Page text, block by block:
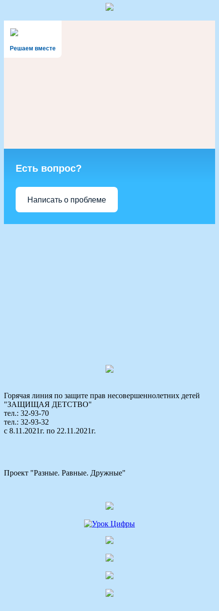
Решаем вместе
Есть вопрос?
Написать о проблеме
Горячая линия по защите прав несовершеннолетних детей
"ЗАЩИЩАЯ ДЕТСТВО"
тел.: 32-93-70
тел.: 32-93-32
с 8.11.2021г. по 22.11.2021г.
Проект "Разные. Равные. Дружные"